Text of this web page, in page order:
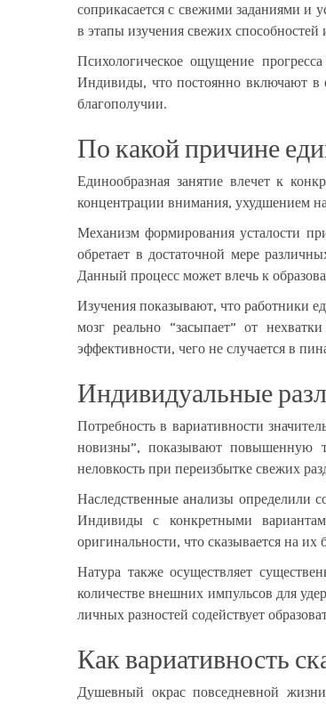
соприкасается с свежими заданиями и
в этапы изучения свежих
Психологическое ощущение
Индивиды, что постоянно включают в
благополучии.
По какой причине
Единообразная занятие влечет к
концентрации внимания, ухудшением
Механизм формирования усталости
обретает в достаточной мере
Данный процесс может влечь к
Изучения показывают, что работники
мозг реально “засыпает” от
эффективности, чего не случается в
Индивидуальные
Потребность в вариативности
новизны”, показывают повышенную
неловкость при переизбытке свежих
Наследственные анализы
Индивиды с конкретными
оригинальности, что сказывается на
Натура также осуществляет
количестве внешних импульсов для
личных разностей содействует
Как вариативность
Душевный окрас повседневной